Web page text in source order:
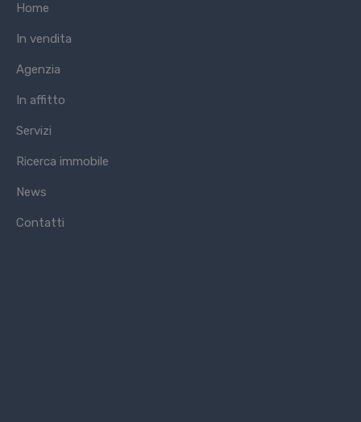
Home
In vendita
Agenzia
In affitto
Servizi
Ricerca immobile
News
Contatti